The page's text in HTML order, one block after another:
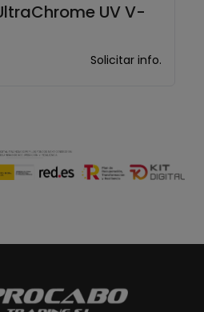
UV V-
Solicitar info.